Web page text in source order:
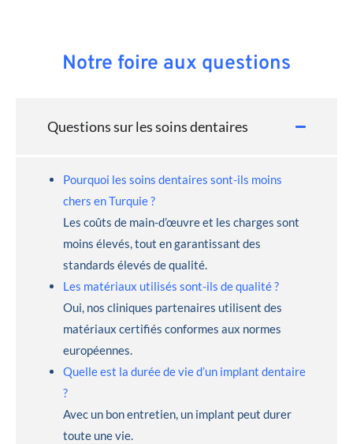
Notre foire aux questions
Questions sur les soins dentaires
Pourquoi les soins dentaires sont-ils moins
chers en Turquie ?
Les coûts de main-d’œuvre et les charges sont
moins élevés, tout en garantissant des
standards élevés de qualité.
Les matériaux utilisés sont-ils de qualité ?
Oui, nos cliniques partenaires utilisent des
matériaux certifiés conformes aux normes
européennes.
Quelle est la durée de vie d’un implant dentaire
?
Avec un bon entretien, un implant peut durer
toute une vie.